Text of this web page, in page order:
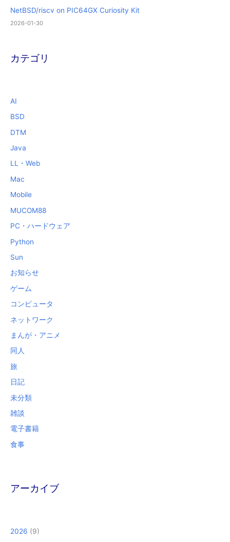
NetBSD/riscv on PIC64GX Curiosity Kit
2026-01-30
カテゴリ
AI
BSD
DTM
Java
LL・Web
Mac
Mobile
MUCOM88
PC・ハードウェア
Python
Sun
お知らせ
ゲーム
コンピュータ
ネットワーク
まんが・アニメ
同人
旅
日記
未分類
雑談
電子書籍
食事
アーカイブ
2026 (9)